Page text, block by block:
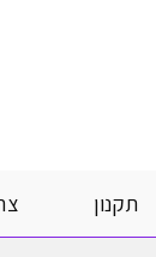
תקנון